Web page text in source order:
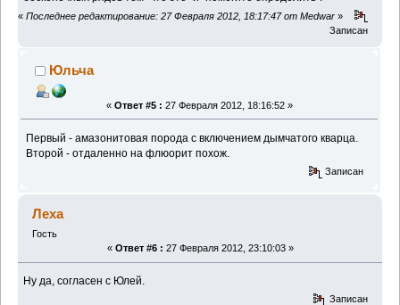
« Последнее редактирование: 27 Февраля 2012, 18:17:47 от Medwar »
Записан
Юльча
« Ответ #5 : 27 Февраля 2012, 18:16:52 »
Первый - амазонитовая порода с включением дымчатого кварца.
Второй - отдаленно на флюорит похож.
Записан
Леха
Гость
« Ответ #6 : 27 Февраля 2012, 23:10:03 »
Ну да, согласен с Юлей.
Записан